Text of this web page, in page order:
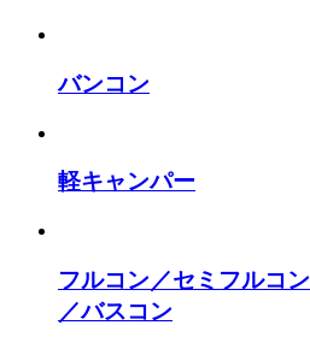
バンコン
軽キャンパー
フルコン／セミフルコン
／バスコン